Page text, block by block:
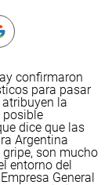
confirmaron
para pasar
la
posible
dice que las
Argentina
son mucho
entorno del
General